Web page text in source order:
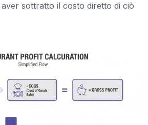
sottratto il costo diretto di ciò